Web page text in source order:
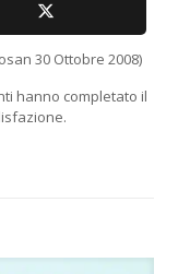
30 Ottobre 2008)
hanno completato il